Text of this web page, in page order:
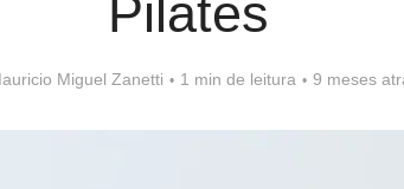
Pilates
Miguel Zanetti 1 min de leitura 9 meses